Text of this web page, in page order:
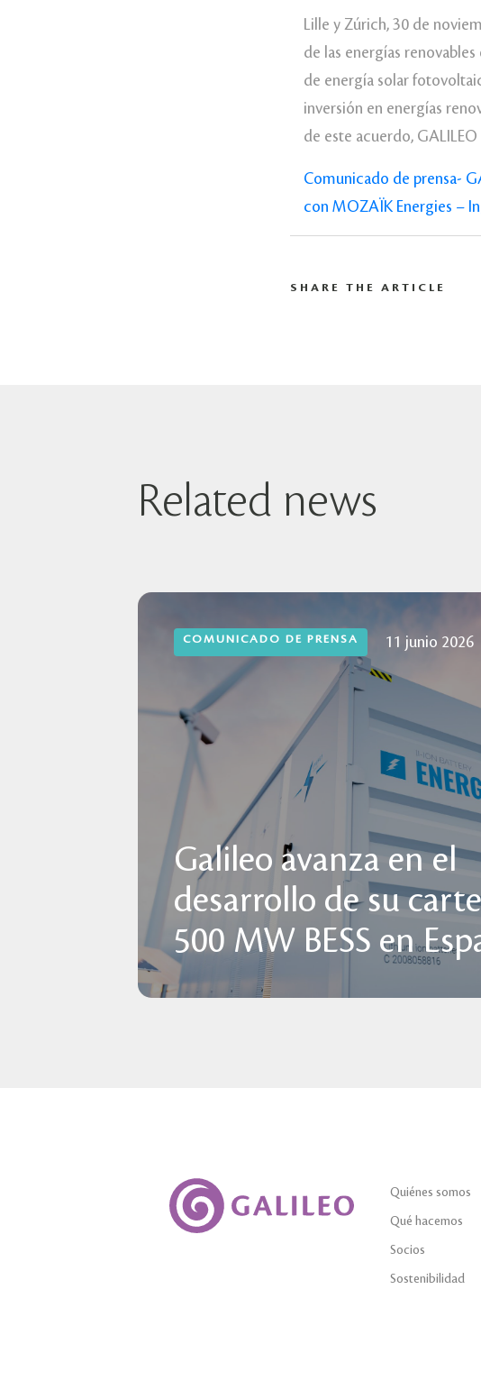
Lille y Zúrich, 30 de
de las energías
de energía solar
inversión en energías
de este acuerdo,
Comunicado de prensa-
con MOZAÏK Energies –
SHARE THE ARTICLE
Related news
COMUNICADO DE PRENSA 11 junio 2026
Galileo avanza en el
desarrollo de su
500 MW BESS en
Quiénes somos
Qué hacemos
Socios
Sostenibilidad